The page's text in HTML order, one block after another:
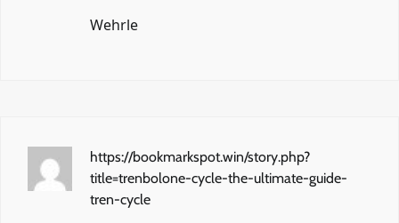
Wehrle
https://bookmarkspot.win/story.php?
title=trenbolone-cycle-the-ultimate-guide-
tren-cycle